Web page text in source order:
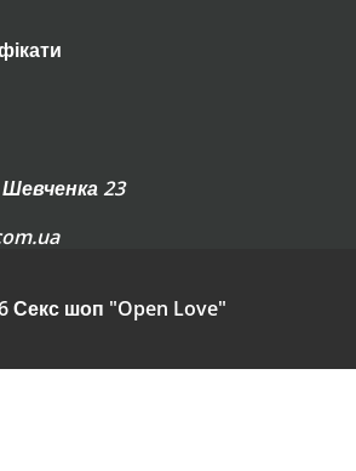
23
Секс шоп "Open Love"